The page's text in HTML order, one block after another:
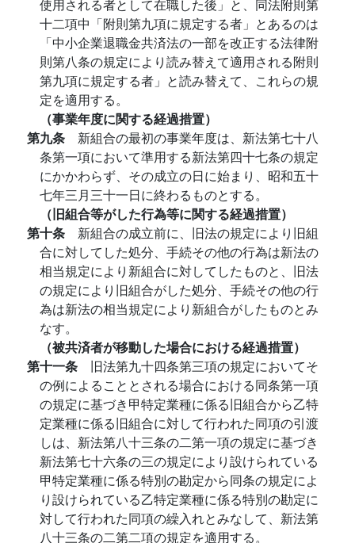
使用される者として在職した後」と、同法附則第
十二項中「附則第九項に規定する者」とあるのは
「中小企業退職金共済法の一部を改正する法律附
則第八条の規定により読み替えて適用される附則
第九項に規定する者」と読み替えて、これらの規
定を適用する。
（事業年度に関する経過措置）
第九条 新組合の最初の事業年度は、新法第七十八
条第一項において準用する新法第四十七条の規定
にかかわらず、その成立の日に始まり、昭和五十
七年三月三十一日に終わるものとする。
（旧組合等がした行為等に関する経過措置）
第十条 新組合の成立前に、旧法の規定により旧組
合に対してした処分、手続その他の行為は新法の
相当規定により新組合に対してしたものと、旧法
の規定により旧組合がした処分、手続その他の行
為は新法の相当規定により新組合がしたものとみ
なす。
（被共済者が移動した場合における経過措置）
第十一条 旧法第九十四条第三項の規定においてそ
の例によることとされる場合における同条第一項
の規定に基づき甲特定業種に係る旧組合から乙特
定業種に係る旧組合に対して行われた同項の引渡
しは、新法第八十三条の二第一項の規定に基づき
新法第七十六条の三の規定により設けられている
甲特定業種に係る特別の勘定から同条の規定によ
り設けられている乙特定業種に係る特別の勘定に
対して行われた同項の繰入れとみなして、新法第
八十三条の二第二項の規定を適用する。